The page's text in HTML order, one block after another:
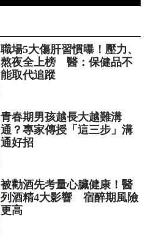
職場5大傷肝習慣曝！壓力、
熬夜全上榜 醫：保健品不
能取代追蹤
青春期男孩越長大越難溝
通？專家傳授「這三步」溝
通好招
被勸酒先考量心臟健康！醫
列酒精4大影響 宿醉期風險
更高